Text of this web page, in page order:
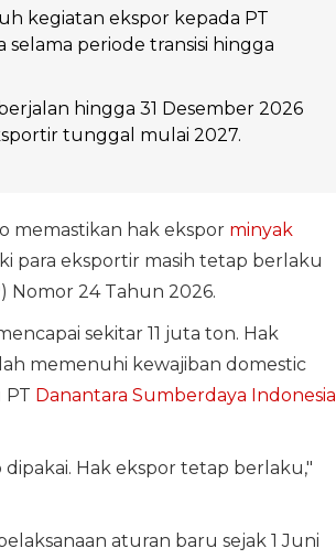
kegiatan ekspor kepada PT
periode transisi hingga
hingga 31 Desember 2026
tunggal mulai 2027.
memastikan hak ekspor minyak
para eksportir masih tetap berlaku
Nomor 24 Tahun 2026.
sekitar 11 juta ton. Hak
memenuhi kewajiban domestic
PT Danantara Sumberdaya Indonesia
dipakai. Hak ekspor tetap berlaku,"
aturan baru sejak 1 Juni